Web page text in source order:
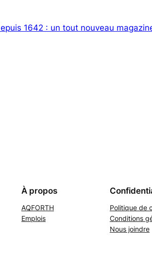
1642 : un tout nouveau
À propos
AQFORTH
Emplois
Politique de
Conditions
Nous joindre